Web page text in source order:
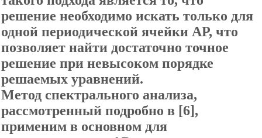
решение необходимо искать только для
одной периодической ячейки АР, что
позволяет найти достаточно точное
решение при невысоком порядке
решаемых уравнений.
Метод спектрального анализа,
рассмотренный подробно в [6],
применим в основном для